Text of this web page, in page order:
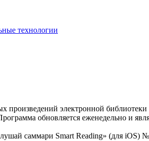
технологии
произведений электронной
обновляется еженедельно и
саммари Smart Reading» (для